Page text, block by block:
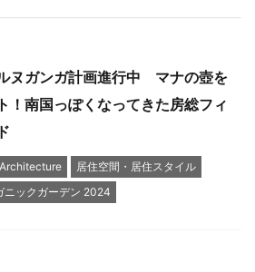
ヌガンガ計画進行中 マナの壺を
！南国っぽくなってきた房総フィ
居住空間・居住スタイル
ニックガーデン 2024